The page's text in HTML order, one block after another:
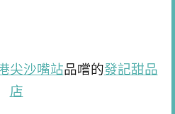
尖沙嘴站品嚐的發記甜品
店